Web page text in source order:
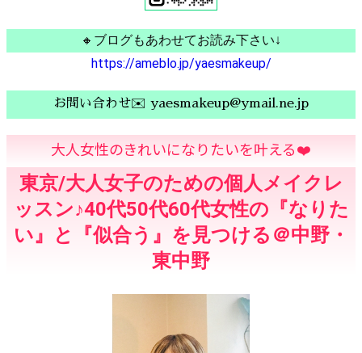
🔸ブログもあわせてお読み下さい↓
https://ameblo.jp/yaesmakeup/
お問い合わせ✉️ yaesmakeup@ymail.ne.jp
大人女性のきれいになりたいを叶える❤️
東京/大人女子のための個人メイクレ
ッスン♪40代50代60代女性の『なりた
い』と『似合う』を見つける＠中野・
東中野